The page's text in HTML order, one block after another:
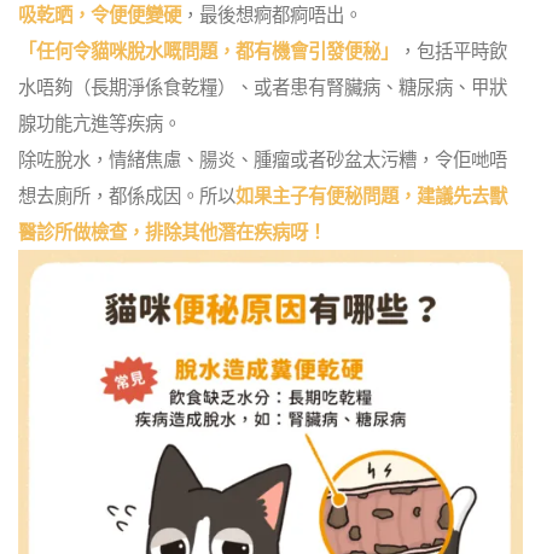
吸乾晒，令便便變硬，最後想痾都痾唔出。
「任何令貓咪脫水嘅問題，都有機會引發便秘」
，包括平時飲
水唔夠（長期淨係食乾糧）、或者患有腎臟病、糖尿病、甲狀
腺功能亢進等疾病。
除咗脫水，情緒焦慮、腸炎、腫瘤或者砂盆太污糟，令佢哋唔
想去廁所，都係成因。所以如果主子有便秘問題，建議先去獸
醫診所做檢查，排除其他潛在疾病呀！